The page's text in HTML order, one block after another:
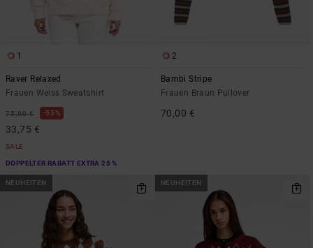
1
Raver Relaxed
Frauen Weiss Sweatshirt
75,00 € 55%
33,75 €
SALE
DOPPELTER RABATT EXTRA 25 %
2
Bambi Stripe
Frauen Braun Pullover
70,00 €
NEUHEITEN NEUHEITEN